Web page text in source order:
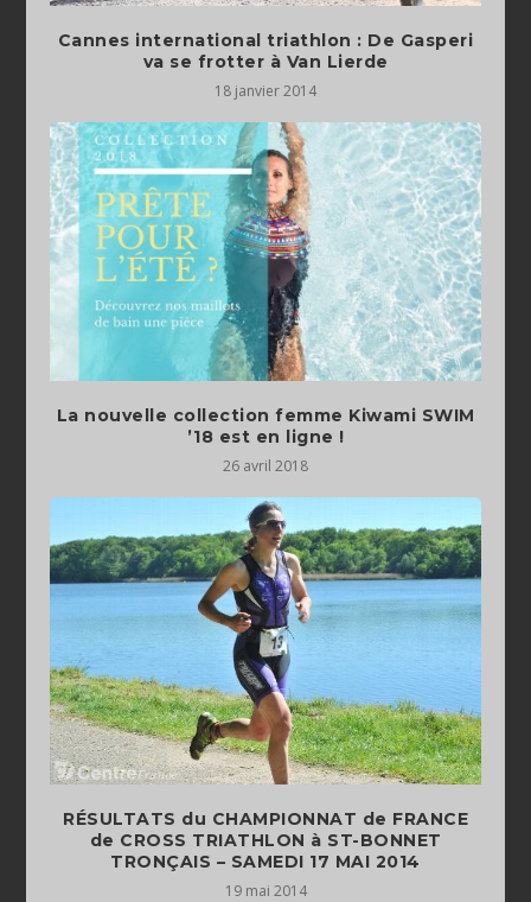
Cannes international triathlon : De Gasperi
va se frotter à Van Lierde
18 janvier 2014
La nouvelle collection femme Kiwami SWIM
’18 est en ligne !
26 avril 2018
RÉSULTATS du CHAMPIONNAT de FRANCE
de CROSS TRIATHLON à ST-BONNET
TRONÇAIS – SAMEDI 17 MAI 2014
19 mai 2014